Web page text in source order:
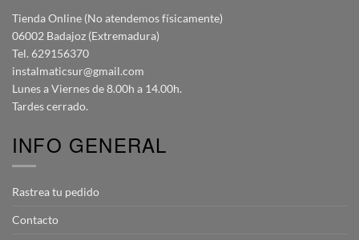
Tienda Online (No atendemos físicamente)
06002 Badajoz (Extremadura)
Tel. 629156370
instalmaticsur@gmail.com
Lunes a Viernes de 8.00h a 14.00h.
Tardes cerrado.
INFO GENERAL
Rastrea tu pedido
Contacto